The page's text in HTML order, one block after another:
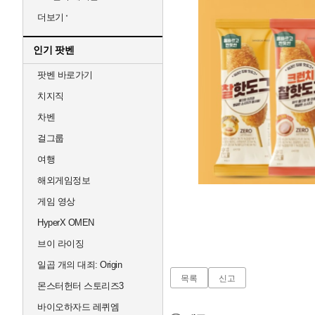
더보기
인기 팟벤
팟벤 바로가기
치지직
차벤
걸그룹
여행
해외게임정보
게임 영상
HyperX OMEN
브이 라이징
일곱 개의 대죄: Origin
몬스터헌터 스토리즈3
바이오하자드 레퀴엠
목록 신고